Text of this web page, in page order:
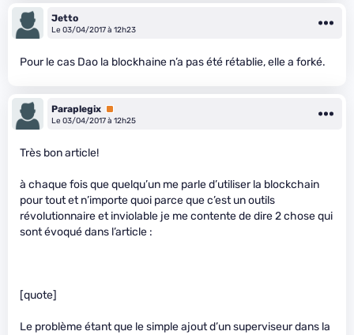
Jetto
Le 03/04/2017 à 12h23
Pour le cas Dao la blockhaine n’a pas été rétablie, elle a forké.
Paraplegix Premium
Le 03/04/2017 à 12h25
Très bon article!
à chaque fois que quelqu’un me parle d’utiliser la blockchain
pour tout et n’importe quoi parce que c’est un outils
révolutionnaire et inviolable je me contente de dire 2 chose qui
sont évoqué dans l’article :
[quote]
Le problème étant que le simple ajout d’un superviseur dans la